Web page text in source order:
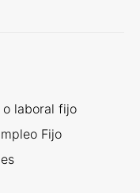
o laboral fijo
Fijo